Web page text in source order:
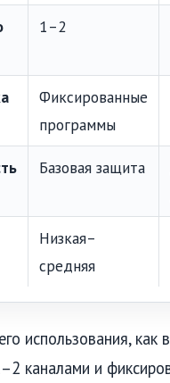
1–2
Фиксированные
программы
Базовая защита
Низкая–
средняя
использования, как
каналами и